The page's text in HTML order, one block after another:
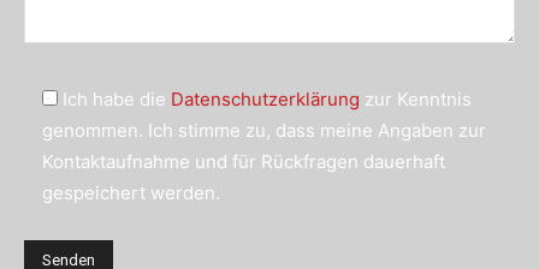
Ich habe die Datenschutzerklärung zur Kenntnis
genommen. Ich stimme zu, dass meine Angaben zur
Kontaktaufnahme und für Rückfragen dauerhaft
gespeichert werden.